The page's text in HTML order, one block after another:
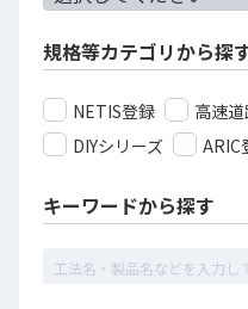
規格等カテゴリから探
NETIS登録 高速
DIYシリーズ
ARIC
キーワードから探す